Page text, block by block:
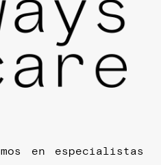
en especialistas